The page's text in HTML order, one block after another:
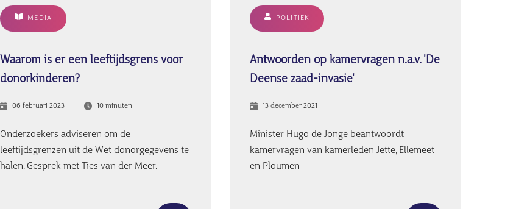
Waarom is er een leeftijdsgrens voor
donorkinderen?
MEDIA
06 februari 2023 10 minuten
Onderzoekers adviseren om de
leeftijdsgrenzen uit de Wet donorgegevens te
halen. Gesprek met Ties van der Meer.
Antwoorden op kamervragen n.a.v. 'De
Deense zaad-invasie'
POLITIEK
13 december 2021
Minister Hugo de Jonge beantwoordt
kamervragen van kamerleden Jette, Ellemeet
en Ploumen